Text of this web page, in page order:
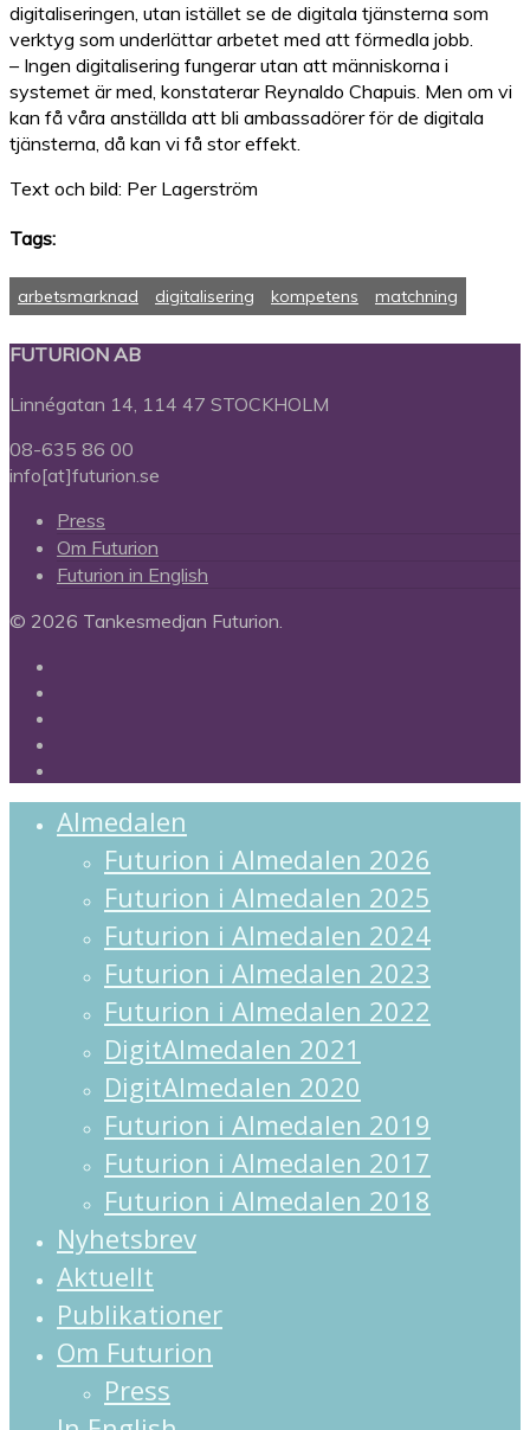
digitaliseringen, utan istället se de digitala tjänsterna som
verktyg som underlättar arbetet med att förmedla jobb.
– Ingen digitalisering fungerar utan att människorna i
systemet är med, konstaterar Reynaldo Chapuis. Men om vi
kan få våra anställda att bli ambassadörer för de digitala
tjänsterna, då kan vi få stor effekt.
Text och bild: Per Lagerström
Tags:
arbetsmarknad digitalisering kompetens matchning
FUTURION AB
Linnégatan 14, 114 47 STOCKHOLM
08-635 86 00
info[at]futurion.se
Press
Om Futurion
Futurion in English
© 2026 Tankesmedjan Futurion.
Almedalen
Futurion i Almedalen 2026
Futurion i Almedalen 2025
Futurion i Almedalen 2024
Futurion i Almedalen 2023
Futurion i Almedalen 2022
DigitAlmedalen 2021
DigitAlmedalen 2020
Futurion i Almedalen 2019
Futurion i Almedalen 2017
Futurion i Almedalen 2018
Nyhetsbrev
Aktuellt
Publikationer
Om Futurion
Press